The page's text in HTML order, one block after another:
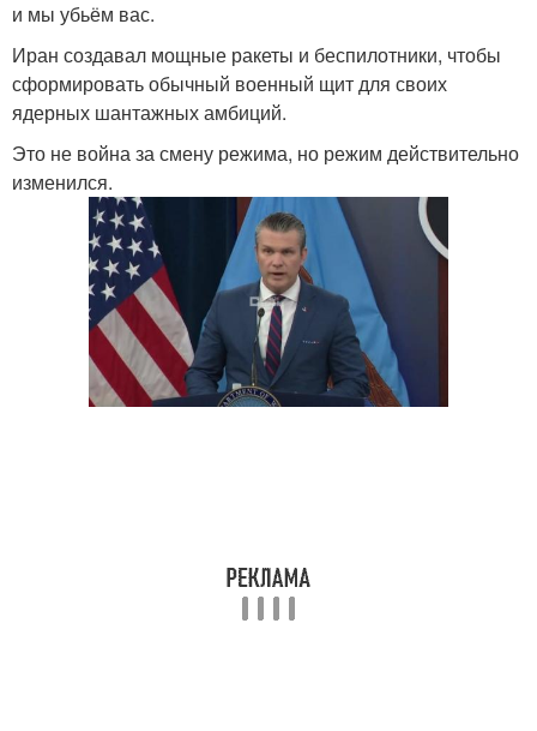
и мы убьём вас.
Иран создавал мощные ракеты и беспилотники, чтобы
сформировать обычный военный щит для своих
ядерных шантажных амбиций.
Это не война за смену режима, но режим действительно
изменился.